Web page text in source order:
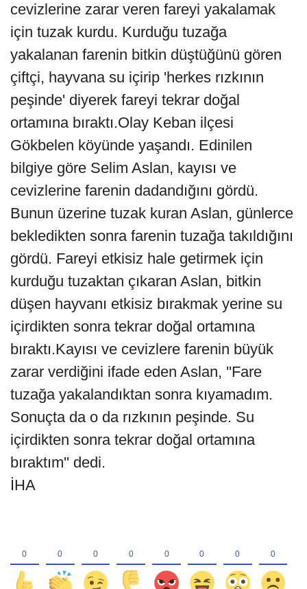
cevizlerine zarar veren fareyi yakalamak
için tuzak kurdu. Kurduğu tuzağa
yakalanan farenin bitkin düştüğünü gören
çiftçi, hayvana su içirip 'herkes rızkının
peşinde' diyerek fareyi tekrar doğal
ortamına bıraktı.Olay Keban ilçesi
Gökbelen köyünde yaşandı. Edinilen
bilgiye göre Selim Aslan, kayısı ve
cevizlerine farenin dadandığını gördü.
Bunun üzerine tuzak kuran Aslan, günlerce
bekledikten sonra farenin tuzağa takıldığını
gördü. Fareyi etkisiz hale getirmek için
kurduğu tuzaktan çıkaran Aslan, bitkin
düşen hayvanı etkisiz bırakmak yerine su
içirdikten sonra tekrar doğal ortamına
bıraktı.Kayısı ve cevizlere farenin büyük
zarar verdiğini ifade eden Aslan, ''Fare
tuzağa yakalandıktan sonra kıyamadım.
Sonuçta da o da rızkının peşinde. Su
içirdikten sonra tekrar doğal ortamına
bıraktım'' dedi.
İHA